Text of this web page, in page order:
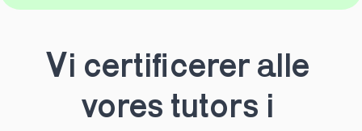
Vi certificerer alle
vores tutors i